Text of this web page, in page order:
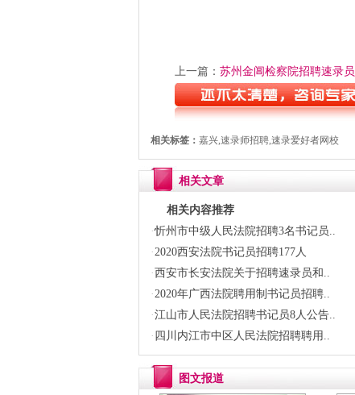
上一篇： 苏州金阊检察院招聘速录员
相关标签： 嘉兴,速录师招聘,速录爱好者网校
相关文章
相关内容推荐
·忻州市中级人民法院招聘3名书记员..
·2020西安法院书记员招聘177人
· 西安市长安法院关于招聘速录员和..
·2020年广西法院聘用制书记员招聘..
·江山市人民法院招聘书记员8人公告..
· 四川内江市中区人民法院招聘聘用..
图文报道